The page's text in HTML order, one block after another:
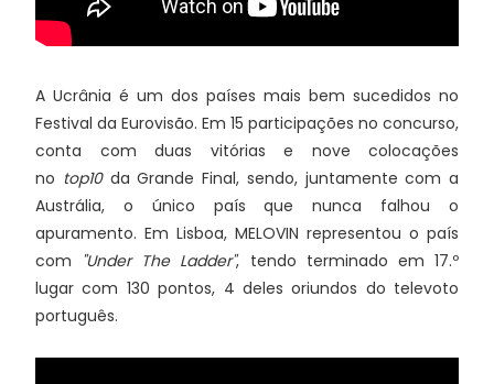
A Ucrânia é um dos países mais bem sucedidos no
Festival da Eurovisão. Em 15 participações no concurso,
conta com duas vitórias e nove colocações
no top10 da Grande Final, sendo, juntamente com a
Austrália, o único país que nunca falhou o
apuramento. Em Lisboa, MELOVIN representou o país
com "Under The Ladder", tendo terminado em 17.º
lugar com 130 pontos, 4 deles oriundos do televoto
português.